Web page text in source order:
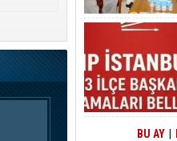
BU AY